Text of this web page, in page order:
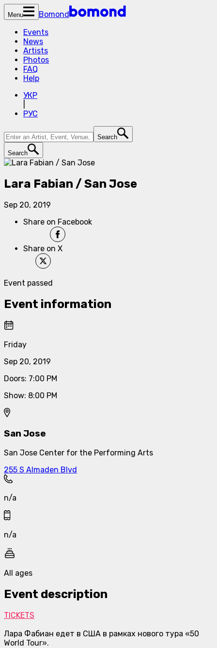
Menu
Bomond
Events
News
Artists
Photos
FAQ
Help
УКР
РУС
Search
Search
Lara Fabian / San Jose
Sep 20, 2019
Share on Facebook
Share on X
Event passed
Event information
Friday
Sep 20, 2019
Doors: 7:00 PM
Show: 8:00 PM
San Jose
San Jose Center for the Performing Arts
255 S Almaden Blvd
n/a
n/a
All ages
Event description
TICKETS
Лара Фабиан едет в США в рамках нового тура «50
World Tour».